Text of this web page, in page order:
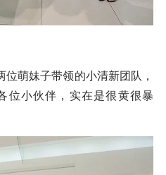
位萌妹子带领的小清新团队，
位小伙伴，实在是很黄很暴